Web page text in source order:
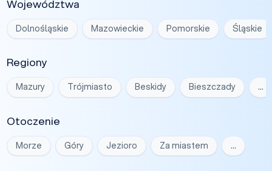
Województwa
Dolnośląskie Mazowieckie Pomorskie Śląskie
Regiony
Mazury Trójmiasto Beskidy Bieszczady …
Otoczenie
Morze Góry Jezioro Za miastem …